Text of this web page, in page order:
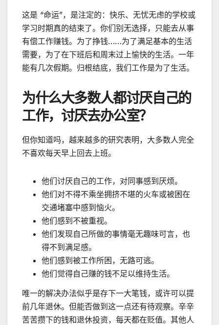
这是 “命运”，是注定的：快乐、无忧无虑的学校或
学习时期真的结束了。你们别无选择，只能去从事
有偿工作赚钱。为了挣钱……为了满足基本的生活
需要，为了在下班后和周末过上愉快的生活。一年
能有几次假期。归根结底，我们工作是为了生活。
为什么大多数人都讨厌自己的
工作，讨厌去办公室？
但你知道吗，越来越多的研究表明，大多数人完全
不喜欢每天早上回去上班。
他们讨厌自己的工作，对同事感到厌烦。
他们对不得不乘坐拥挤不堪的火车或被困在
交通堵塞中感到恼火。
他们感到不被重视。
他们发现自己所做的事情毫无趣味可言，也
得不到满足感。
他们感到被工作所困，无路可逃。
他们觉得自己赚的钱不足以维持生活。
唯一的解决办法似乎是存下一大笔钱，或许可以提
前几年退休。但能否做到这一点还有待观察。辛辛
苦苦攒下的钱和退休投资，每天都在贬值。其他人